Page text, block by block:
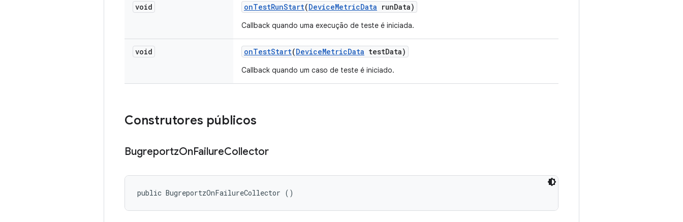
void onTestRunStart(DeviceMetricData runData)
Callback quando uma execução de teste é iniciada.
void onTestStart(DeviceMetricData testData)
Callback quando um caso de teste é iniciado.
Construtores públicos
BugreportzOnFailureCollector
public BugreportzOnFailureCollector ()